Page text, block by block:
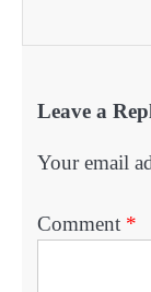
Leave a
Your email
Comment *